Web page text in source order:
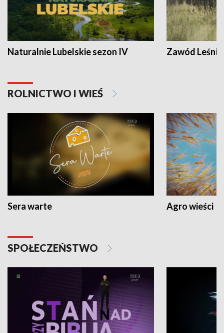
Naturalnie Lubelskie sezon IV Zawód Leśnik
ROLNICTWO I WIEŚ
Sera warte Agro wieści
SPOŁECZEŃSTWO